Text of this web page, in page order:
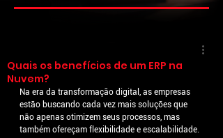
Quais os benefícios de um ERP na
Nuvem?
Na era da transformação digital, as empresas
estão buscando cada vez mais soluções que
não apenas otimizem seus processos, mas
também ofereçam flexibilidade e escalabilidade.